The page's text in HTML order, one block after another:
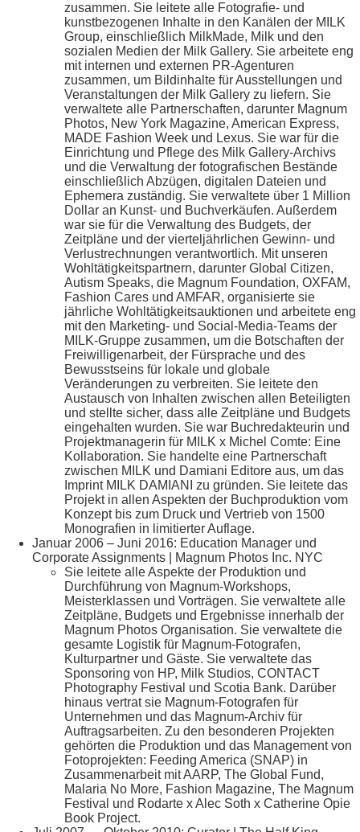
zusammen. Sie leitete alle Fotografie- und
kunstbezogenen Inhalte in den Kanälen der MILK
Group, einschließlich MilkMade, Milk und den
sozialen Medien der Milk Gallery. Sie arbeitete eng
mit internen und externen PR-Agenturen
zusammen, um Bildinhalte für Ausstellungen und
Veranstaltungen der Milk Gallery zu liefern. Sie
verwaltete alle Partnerschaften, darunter Magnum
Photos, New York Magazine, American Express,
MADE Fashion Week und Lexus. Sie war für die
Einrichtung und Pflege des Milk Gallery-Archivs
und die Verwaltung der fotografischen Bestände
einschließlich Abzügen, digitalen Dateien und
Ephemera zuständig. Sie verwaltete über 1 Million
Dollar an Kunst- und Buchverkäufen. Außerdem
war sie für die Verwaltung des Budgets, der
Zeitpläne und der vierteljährlichen Gewinn- und
Verlustrechnungen verantwortlich. Mit unseren
Wohltätigkeitspartnern, darunter Global Citizen,
Autism Speaks, die Magnum Foundation, OXFAM,
Fashion Cares und AMFAR, organisierte sie
jährliche Wohltätigkeitsauktionen und arbeitete eng
mit den Marketing- und Social-Media-Teams der
MILK-Gruppe zusammen, um die Botschaften der
Freiwilligenarbeit, der Fürsprache und des
Bewusstseins für lokale und globale
Veränderungen zu verbreiten. Sie leitete den
Austausch von Inhalten zwischen allen Beteiligten
und stellte sicher, dass alle Zeitpläne und Budgets
eingehalten wurden. Sie war Buchredakteurin und
Projektmanagerin für MILK x Michel Comte: Eine
Kollaboration. Sie handelte eine Partnerschaft
zwischen MILK und Damiani Editore aus, um das
Imprint MILK DAMIANI zu gründen. Sie leitete das
Projekt in allen Aspekten der Buchproduktion vom
Konzept bis zum Druck und Vertrieb von 1500
Monografien in limitierter Auflage.
Januar 2006 – Juni 2016: Education Manager und
Corporate Assignments | Magnum Photos Inc. NYC
Sie leitete alle Aspekte der Produktion und
Durchführung von Magnum-Workshops,
Meisterklassen und Vorträgen. Sie verwaltete alle
Zeitpläne, Budgets und Ergebnisse innerhalb der
Magnum Photos Organisation. Sie verwaltete die
gesamte Logistik für Magnum-Fotografen,
Kulturpartner und Gäste. Sie verwaltete das
Sponsoring von HP, Milk Studios, CONTACT
Photography Festival und Scotia Bank. Darüber
hinaus vertrat sie Magnum-Fotografen für
Unternehmen und das Magnum-Archiv für
Auftragsarbeiten. Zu den besonderen Projekten
gehörten die Produktion und das Management von
Fotoprojekten: Feeding America (SNAP) in
Zusammenarbeit mit AARP, The Global Fund,
Malaria No More, Fashion Magazine, The Magnum
Festival und Rodarte x Alec Soth x Catherine Opie
Book Project.